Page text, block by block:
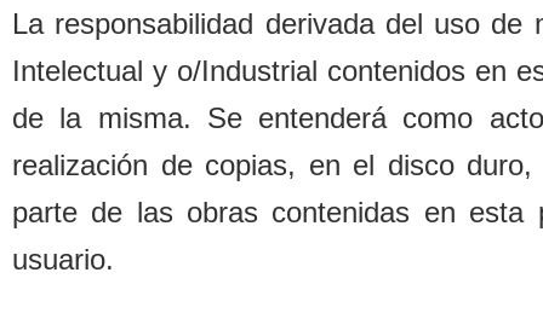
La responsabilidad derivada del uso de
Intelectual y o/Industrial contenidos en
de la misma. Se entenderá como
realización de copias, en el disco
parte de las obras contenidas en esta
usuario.